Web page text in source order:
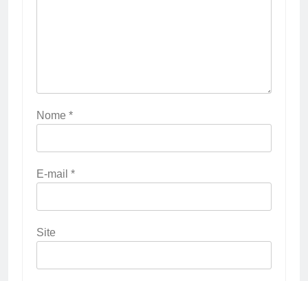
Nome *
E-mail *
Site